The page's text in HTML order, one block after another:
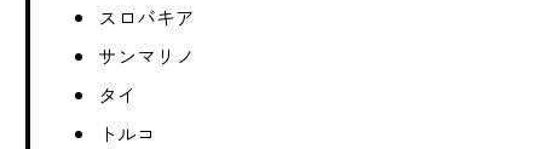
スロバキア
サンマリノ
タイ
トルコ